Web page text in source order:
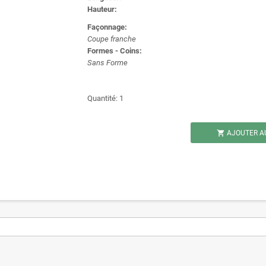
Hauteur:
Façonnage:
Coupe franche
Formes - Coins:
Sans Forme
Quantité: 1
 AJOUTER